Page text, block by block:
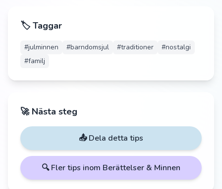
🏷️ Taggar
#julminnen #barndomsjul #traditioner #nostalgi
#familj
🚀 Nästa steg
📤 Dela detta tips
🔍 Fler tips inom Berättelser & Minnen